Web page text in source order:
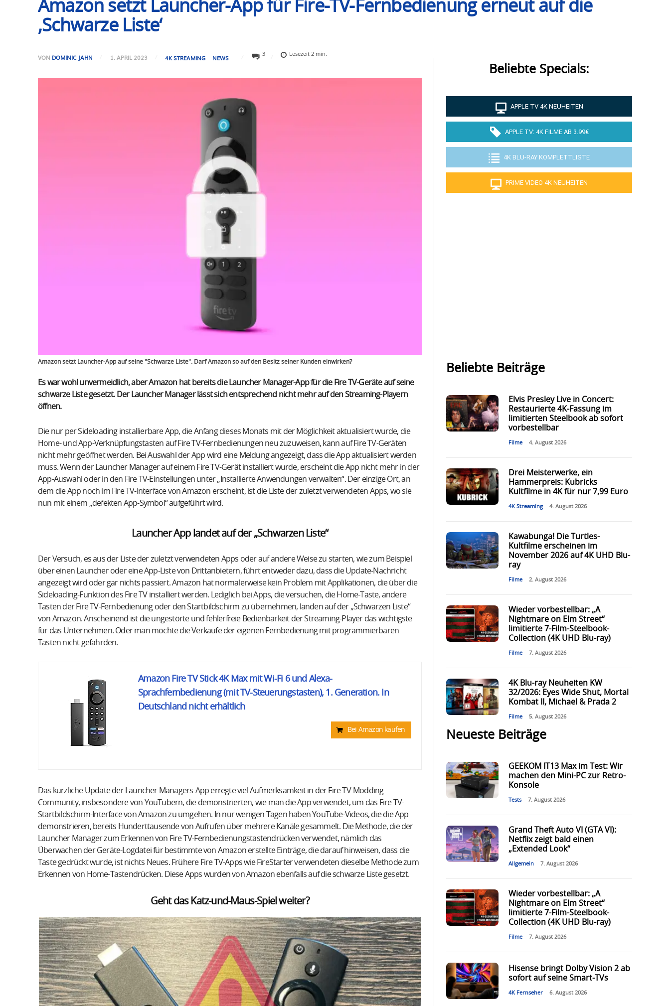
Amazon setzt Launcher-App für Fire-TV-Fernbedienung erneut auf die
‚Schwarze Liste‘
VON DOMINIC JAHN 1. APRIL 2023 4K STREAMING NEWS
3 Lesezeit2 min.
Amazon setzt Launcher-App auf seine "Schwarze Liste". Darf Amazon so auf den Besitz seiner Kunden einwirken?
Es war wohl unvermeidlich, aber Amazon hat bereits die Launcher Manager-App für die Fire TV-Geräte auf seine
schwarze Liste gesetzt. Der Launcher Manager lässt sich entsprechend nicht mehr auf den Streaming-Playern
öffnen.
Die nur per Sideloading installierbare App, die Anfang dieses Monats mit der Möglichkeit aktualisiert wurde, die
Home- und App-Verknüpfungstasten auf Fire TV-Fernbedienungen neu zuzuweisen, kann auf Fire TV-Geräten
nicht mehr geöffnet werden. Bei Auswahl der App wird eine Meldung angezeigt, dass die App aktualisiert werden
muss. Wenn der Launcher Manager auf einem Fire TV-Gerät installiert wurde, erscheint die App nicht mehr in der
App-Auswahl oder in den Fire TV-Einstellungen unter „Installierte Anwendungen verwalten“. Der einzige Ort, an
dem die App noch im Fire TV-Interface von Amazon erscheint, ist die Liste der zuletzt verwendeten Apps, wo sie
nun mit einem „defekten App-Symbol“ aufgeführt wird.
Launcher App landet auf der „Schwarzen Liste“
Der Versuch, es aus der Liste der zuletzt verwendeten Apps oder auf andere Weise zu starten, wie zum Beispiel
über einen Launcher oder eine App-Liste von Drittanbietern, führt entweder dazu, dass die Update-Nachricht
angezeigt wird oder gar nichts passiert. Amazon hat normalerweise kein Problem mit Applikationen, die über die
Sideloading-Funktion des Fire TV installiert werden. Lediglich bei Apps, die versuchen, die Home-Taste, andere
Tasten der Fire TV-Fernbedienung oder den Startbildschirm zu übernehmen, landen auf der „Schwarzen Liste“
von Amazon. Anscheinend ist die ungestörte und fehlerfreie Bedienbarkeit der Streaming-Player das wichtigste
für das Unternehmen. Oder man möchte die Verkäufe der eigenen Fernbedienung mit programmierbaren
Tasten nicht gefährden.
Amazon Fire TV Stick 4K Max mit Wi-Fi 6 und Alexa-
Sprachfernbedienung (mit TV-Steuerungstasten), 1. Generation. In
Deutschland nicht erhältlich
Bei Amazon kaufen
Das kürzliche Update der Launcher Managers-App erregte viel Aufmerksamkeit in der Fire TV-Modding-
Community, insbesondere von YouTubern, die demonstrierten, wie man die App verwendet, um das Fire TV-
Startbildschirm-Interface von Amazon zu umgehen. In nur wenigen Tagen haben YouTube-Videos, die die App
demonstrieren, bereits Hunderttausende von Aufrufen über mehrere Kanäle gesammelt. Die Methode, die der
Launcher Manager zum Erkennen von Fire TV-Fernbedienungstastendrücken verwendet, nämlich das
Überwachen der Geräte-Logdatei für bestimmte von Amazon erstellte Einträge, die darauf hinweisen, dass die
Taste gedrückt wurde, ist nichts Neues. Frühere Fire TV-Apps wie FireStarter verwendeten dieselbe Methode zum
Erkennen von Home-Tastendrücken. Diese Apps wurden von Amazon ebenfalls auf die schwarze Liste gesetzt.
Geht das Katz-und-Maus-Spiel weiter?
Beliebte Specials:
APPLE TV 4K NEUHEITEN
APPLE TV: 4K FILME AB 3.99€
4K BLU-RAY KOMPLETTLISTE
PRIME VIDEO 4K NEUHEITEN
Beliebte Beiträge
Elvis Presley Live in Concert:
Restaurierte 4K-Fassung im
limitierten Steelbook ab sofort
vorbestellbar
Filme 4. August 2026
Drei Meisterwerke, ein
Hammerpreis: Kubricks
Kultfilme in 4K für nur 7,99 Euro
4K Streaming 4. August 2026
Kawabunga! Die Turtles-
Kultfilme erscheinen im
November 2026 auf 4K UHD Blu-
ray
Filme 2. August 2026
Wieder vorbestellbar: „A
Nightmare on Elm Street“
limitierte 7-Film-Steelbook-
Collection (4K UHD Blu-ray)
Filme 7. August 2026
4K Blu-ray Neuheiten KW
32/2026: Eyes Wide Shut, Mortal
Kombat II, Michael & Prada 2
Filme 5. August 2026
Neueste Beiträge
GEEKOM IT13 Max im Test: Wir
machen den Mini-PC zur Retro-
Konsole
Tests 7. August 2026
Grand Theft Auto VI (GTA VI):
Netflix zeigt bald einen
„Extended Look“
Allgemein 7. August 2026
Wieder vorbestellbar: „A
Nightmare on Elm Street“
limitierte 7-Film-Steelbook-
Collection (4K UHD Blu-ray)
Filme 7. August 2026
Hisense bringt Dolby Vision 2 ab
sofort auf seine Smart-TVs
4K Fernseher 6. August 2026